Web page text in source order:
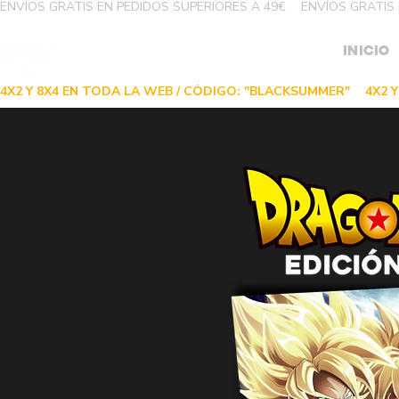
ENVÍOS GRATIS EN PEDIDOS SUPERIORES A 49€
INICIO
4X2 Y 8X4 EN TODA LA WEB / CÓDIGO: "BLACKSUMMER"